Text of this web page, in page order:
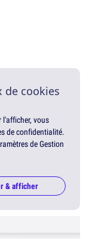
de cookies
l'afficher, vous
de confidentialité.
de Gestion
& afficher